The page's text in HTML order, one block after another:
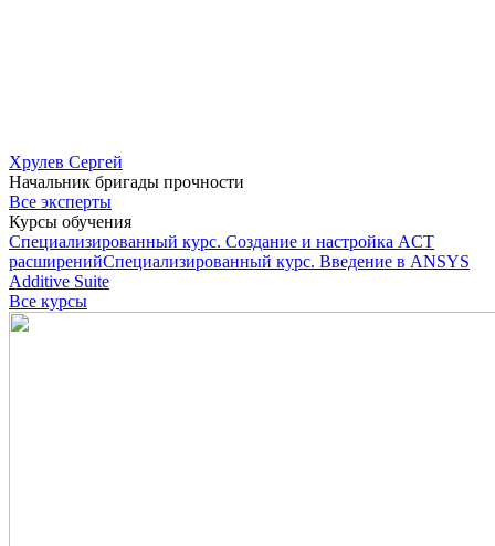
Хрулев Сергей
Начальник бригады прочности
Все эксперты
Курсы обучения
Специализированный курс. Создание и настройка ACT
расширенийСпециализированный курс. Введение в ANSYS
Additive Suite
Все курсы